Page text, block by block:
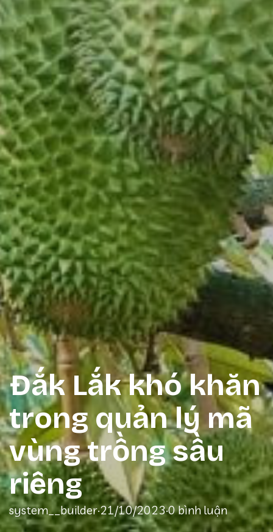
Đắk Lắk khó khăn
trong quản lý mã
vùng trồng sầu
riêng
system__builder·21/10/2023·0 bình luận